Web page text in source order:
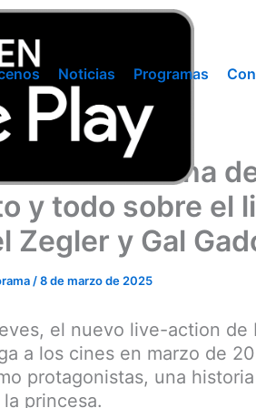
Noticias Programas
Nieves’: fecha
y todo sobre el
Zegler y Gal
/8 de marzo de 2025
el nuevo live-action de
a los cines en marzo de
protagonistas, una
princesa.